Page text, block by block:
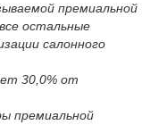
премиальной
остальные
салонного
30,0% от
премиальной